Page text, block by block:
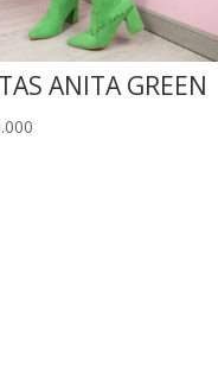
ANITA GREEN